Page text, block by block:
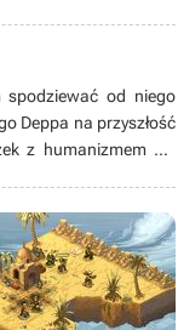
spodziewać od niego
Deppa na przyszłość
z humanizmem niż